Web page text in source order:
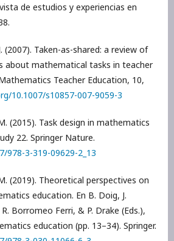
de estudios y experiencias en
(2007). Taken-as-shared: a review of
about mathematical tasks in teacher
Teacher Education, 10,
10.1007/s10857-007-9059-3
(2015). Task design in mathematics
22. Springer Nature.
978-3-319-09629-2_13
(2019). Theoretical perspectives on
education. En B. Doig, J.
Borromeo Ferri, & P. Drake (Eds.),
education (pp. 13–34). Springer.